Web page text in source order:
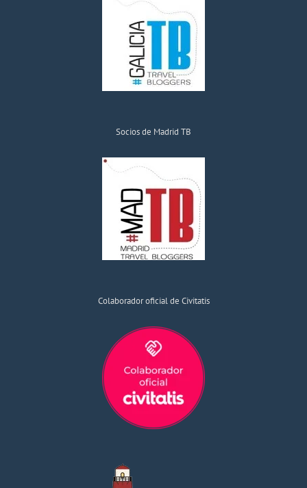
Socios de Madrid TB
Colaborador oficial de Civitatis